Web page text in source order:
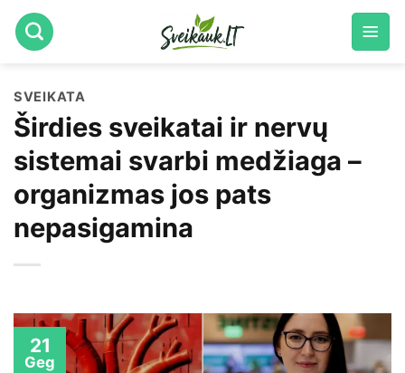
Skip
to
SVEIKATA
Širdies sveikatai ir nervų
sistemai svarbi medžiaga –
organizmas jos pats
nepasigamina
21
Geg